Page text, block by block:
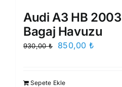
Audi A3 HB
Bagaj Havuzu
930,00₺
Orijinal
850,00 ₺
Sepete Ekle